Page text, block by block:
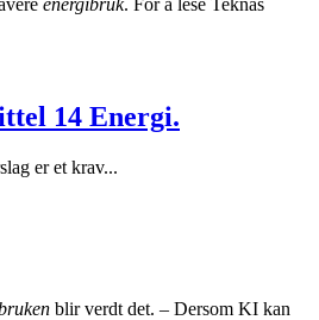
energibruk. For å lese Teknas
14 Energi.​
er et krav...
blir verdt det. – Dersom KI kan